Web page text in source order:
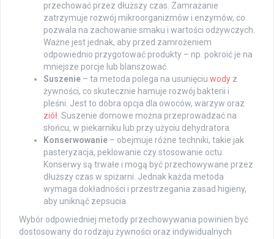
przechować przez dłuższy czas. Zamrażanie
zatrzymuje rozwój mikroorganizmów i enzymów, co
pozwala na zachowanie smaku i wartości odżywczych.
Ważne jest jednak, aby przed zamrożeniem
odpowiednio przygotować produkty – np. pokroić je na
mniejsze porcje lub blanszować.
Suszenie – ta metoda polega na usunięciu wody z
żywności, co skutecznie hamuje rozwój bakterii i
pleśni. Jest to dobra opcja dla owoców, warzyw oraz
ziół . Suszenie domowe można przeprowadzać na
słońcu, w piekarniku lub przy użyciu dehydratora.
Konserwowanie – obejmuje różne techniki, takie jak
pasteryzacja, peklowanie czy stosowanie octu.
Konserwy są trwałe i mogą być przechowywane przez
dłuższy czas w spiżarni. Jednak każda metoda
wymaga dokładności i przestrzegania zasad higieny,
aby uniknąć zepsucia.
Wybór odpowiedniej metody przechowywania powinien być
dostosowany do rodzaju żywności oraz indywidualnych